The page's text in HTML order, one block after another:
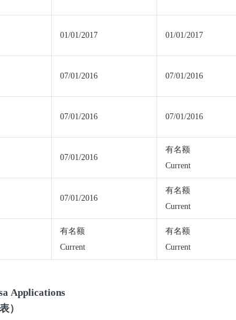
01/01/2017 01/01/2017
07/01/2016 07/01/2016
07/01/2016 07/01/2016
07/01/2016
有名额
Current
07/01/2016
有名额
Current
有名额
Current
有名额
Current
Applications
）